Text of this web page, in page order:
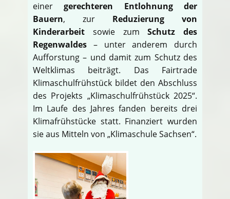
einergerechteren Entlohnung der
Bauern, zur Reduzierung von
Kinderarbeit sowie zumSchutz des
Regenwaldes – unter anderem durch
Aufforstung – und damit zum Schutz des
Weltklimas beiträgt. Das Fairtrade
Klimaschulfrühstück bildet den Abschluss
des Projekts „Klimaschulfrühstück 2025“.
Im Laufe des Jahres fanden bereits drei
Klimafrühstücke statt. Finanziert wurden
sie aus Mitteln von „Klimaschule Sachsen“.